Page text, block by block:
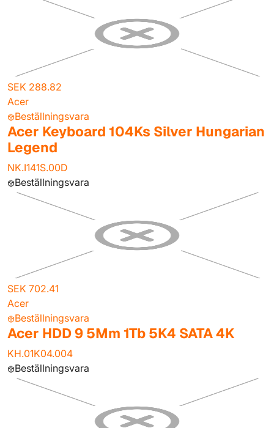
SEK 288.82
Acer
Beställningsvara
Acer Keyboard 104Ks Silver Hungarian
Legend
NK.I141S.00D
Beställningsvara
SEK 702.41
Acer
Beställningsvara
Acer HDD 9 5Mm 1Tb 5K4 SATA 4K
KH.01K04.004
Beställningsvara